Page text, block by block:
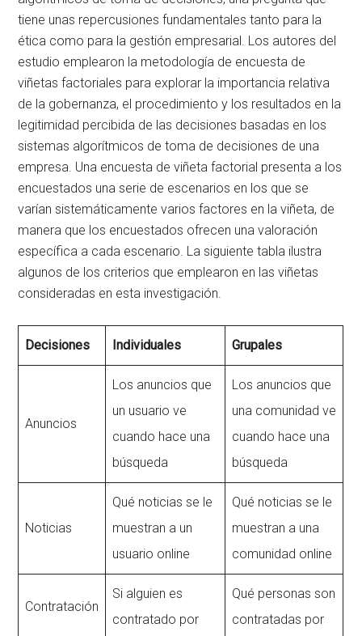
tiene unas repercusiones fundamentales tanto para la
ética como para la gestión empresarial. Los autores del
estudio emplearon la metodología de encuesta de
viñetas factoriales para explorar la importancia relativa
de la gobernanza, el procedimiento y los resultados en la
legitimidad percibida de las decisiones basadas en los
sistemas algorítmicos de toma de decisiones de una
empresa. Una encuesta de viñeta factorial presenta a los
encuestados una serie de escenarios en los que se
varían sistemáticamente varios factores en la viñeta, de
manera que los encuestados ofrecen una valoración
específica a cada escenario. La siguiente tabla ilustra
algunos de los criterios que emplearon en las viñetas
consideradas en esta investigación.
Decisiones Individuales Grupales
Anuncios
Los anuncios que
un usuario ve
cuando hace una
búsqueda
Los anuncios que
una comunidad ve
cuando hace una
búsqueda
Noticias
Qué noticias se le
muestran a un
usuario online
Qué noticias se le
muestran a una
comunidad online
Contratación
Si alguien es
contratado por
Qué personas son
contratadas por